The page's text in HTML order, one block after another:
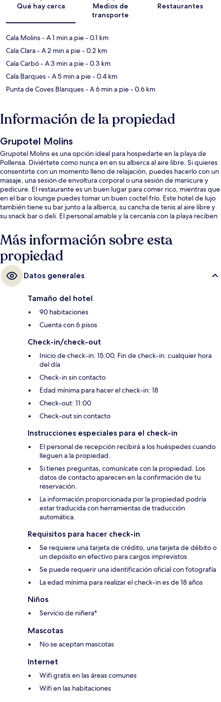
Qué hay cerca
Medios de
transporte
Restaurantes
Cala Molins- A 1 min a pie- 0.1 km
Cala Clara- A 2 min a pie- 0.2 km
Cala Carbó- A 3 min a pie- 0.3 km
Cala Barques- A 5 min a pie- 0.4 km
Punta de Coves Blanques- A 6 min a pie- 0.6 km
Información de la propiedad
Grupotel Molins
Grupotel Molins es una opción ideal para hospedarte en la playa de
Pollensa. Diviértete como nunca en en su alberca al aire libre. Si quieres
consentirte con un momento lleno de relajación, puedes hacerlo con un
masaje, una sesión de envoltura corporal o una sesión de manicure y
pedicure. El restaurante es un buen lugar para comer rico, mientras que
en el bar o lounge puedes tomar un buen coctel frío. Este hotel de lujo
también tiene su bar junto a la alberca, su cancha de tenis al aire libre y
su snack bar o deli. El personal amable y la cercanía con la playa reciben
Más información sobre esta
propiedad
Datos generales
Tamaño del hotel
90 habitaciones
Cuenta con 6 pisos
Check-in/check-out
Inicio de check-in: 15:00. Fin de check-in: cualquier hora
del día
Check-in sin contacto
Edad mínima para hacer el check-in: 18
Check-out: 11:00
Check-out sin contacto
Instrucciones especiales para el check-in
El personal de recepción recibirá a los huéspedes cuando
lleguen a la propiedad.
Si tienes preguntas, comunícate con la propiedad. Los
datos de contacto aparecen en la confirmación de tu
reservación.
La información proporcionada por la propiedad podría
estar traducida con herramientas de traducción
automática.
Requisitos para hacer check-in
Se requiere una tarjeta de crédito, una tarjeta de débito o
un depósito en efectivo para cargos imprevistos
Se puede requerir una identificación oficial con fotografía
La edad mínima para realizar el check-in es de 18 años
Niños
Servicio de niñera*
Mascotas
No se aceptan mascotas
Internet
Wifi gratis en las áreas comunes
Wifi en las habitaciones